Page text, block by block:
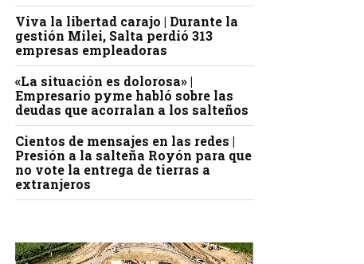
Viva la libertad carajo | Durante la
gestión Milei, Salta perdió 313
empresas empleadoras
«La situación es dolorosa» |
Empresario pyme habló sobre las
deudas que acorralan a los salteños
Cientos de mensajes en las redes |
Presión a la salteña Royón para que
no vote la entrega de tierras a
extranjeros